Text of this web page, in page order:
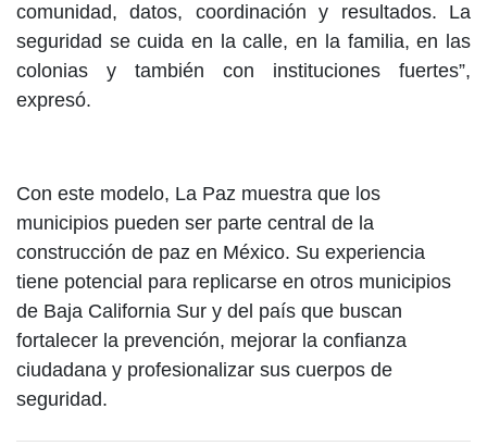
comunidad, datos, coordinación y resultados. La
seguridad se cuida en la calle, en la familia, en las
colonias y también con instituciones fuertes”,
expresó.
Con este modelo, La Paz muestra que los
municipios pueden ser parte central de la
construcción de paz en México. Su experiencia
tiene potencial para replicarse en otros municipios
de Baja California Sur y del país que buscan
fortalecer la prevención, mejorar la confianza
ciudadana y profesionalizar sus cuerpos de
seguridad.